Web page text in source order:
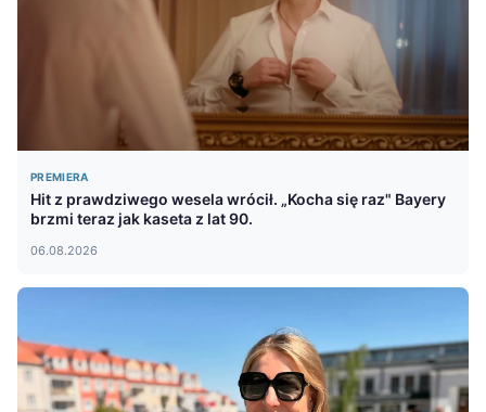
PREMIERA
Hit z prawdziwego wesela wrócił. „Kocha się raz" Bayery
brzmi teraz jak kaseta z lat 90.
06.08.2026